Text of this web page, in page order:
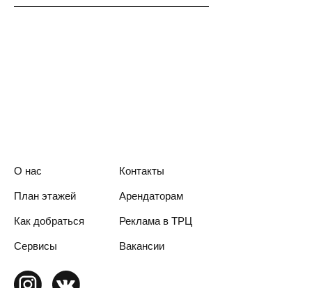
О нас
План этажей
Как добраться
Арендаторам
Контакты
Реклама в ТРЦ
Сервисы Вакансии